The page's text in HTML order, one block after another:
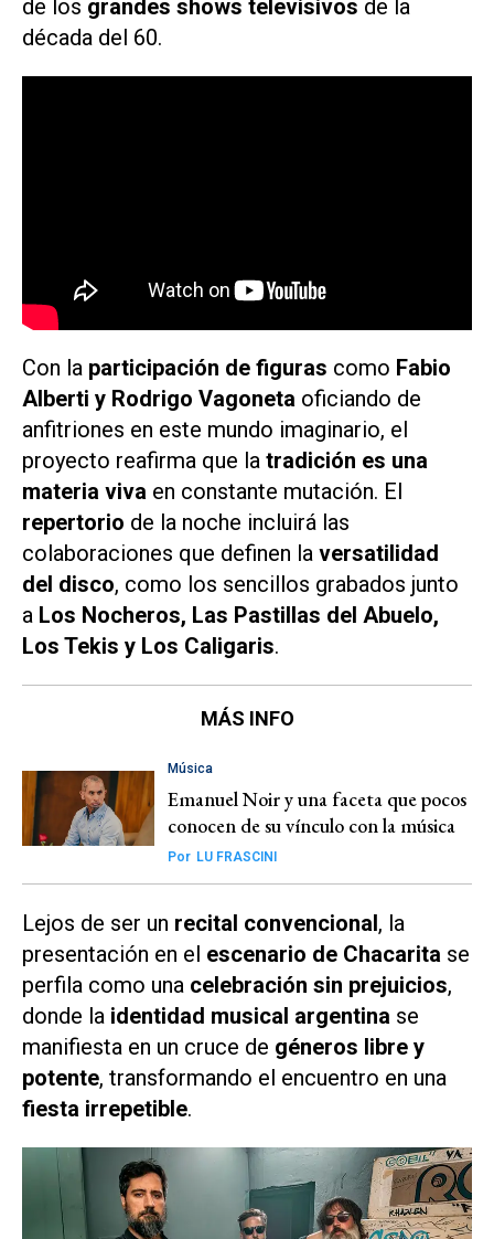
de los grandes shows televisivos de la
década del 60.
Con la participación de figuras como Fabio
Alberti y Rodrigo Vagoneta oficiando de
anfitriones en este mundo imaginario, el
proyecto reafirma que la tradición es una
materia viva en constante mutación. El
repertorio de la noche incluirá las
colaboraciones que definen la versatilidad
del disco, como los sencillos grabados junto
a Los Nocheros, Las Pastillas del Abuelo,
Los Tekis y Los Caligaris.
MÁS INFO
Música
Emanuel Noir y una faceta que pocos
conocen de su vínculo con la música
Por LU FRASCINI
Lejos de ser un recital convencional, la
presentación en el escenario de Chacarita se
perfila como una celebración sin prejuicios,
donde la identidad musical argentina se
manifiesta en un cruce de géneros libre y
potente, transformando el encuentro en una
fiesta irrepetible.